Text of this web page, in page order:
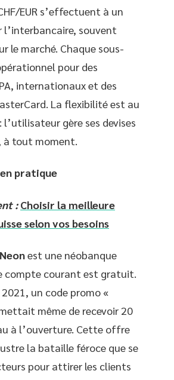
EUR s’effectuent à un
l’interbancaire, souvent
le marché. Chaque sous-
pour des
internationaux et des
La flexibilité est au
l’utilisateur gère ses devises
tout moment.
pratique
: Choisir la meilleure
selon vos besoins
Neonest une néobanque
compte courant est gratuit.
un code promo «
même de recevoir 20
à l’ouverture. Cette offre
la bataille féroce que se
pour attirer les clients